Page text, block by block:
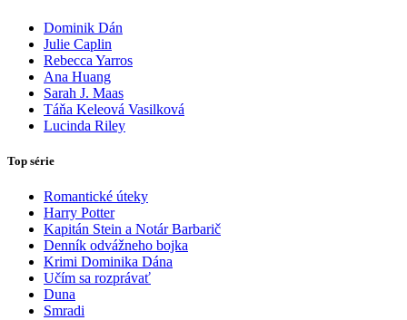
Dominik Dán
Julie Caplin
Rebecca Yarros
Ana Huang
Sarah J. Maas
Táňa Keleová Vasilková
Lucinda Riley
Top série
Romantické úteky
Harry Potter
Kapitán Stein a Notár Barbarič
Denník odvážneho bojka
Krimi Dominika Dána
Učím sa rozprávať
Duna
Smradi